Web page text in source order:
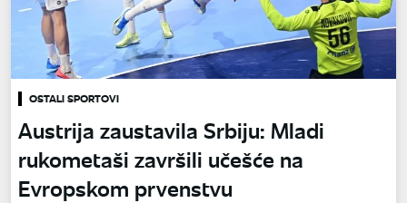
OSTALI SPORTOVI
Austrija zaustavila Srbiju: Mladi
rukometaši završili učešće na
Evropskom prvenstvu